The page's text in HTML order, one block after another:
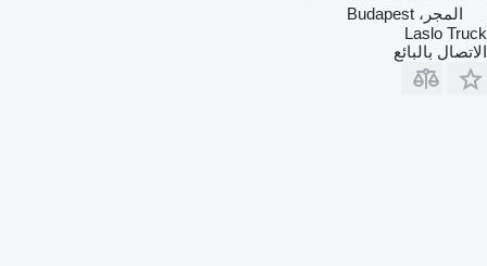
المجر، Budapest
Laslo Truck
الاتصال بالبائع